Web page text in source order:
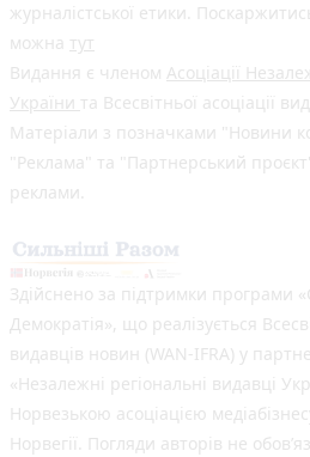
журналістської етики.
можна тут
Видання є членом Асоціації
України та Всесвітньої асоціації
Матеріали з позначками "Новини
"Реклама" та "Партнерський
реклами.
Здійснено за підтримки програми
Демократія», що реалізується
видавців новин (WAN-IFRA) у
«Незалежні регіональні видавці
Норвезькою асоціацією
Норвегії. Погляди авторів не